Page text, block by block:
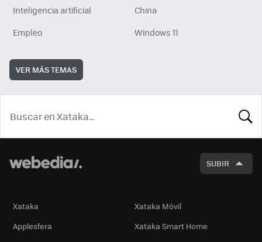
Inteligencia artificial
China
Empleo
Windows 11
VER MÁS TEMAS
SUBIR
Xataka
Xataka Móvil
Applesfera
Xataka Smart Home